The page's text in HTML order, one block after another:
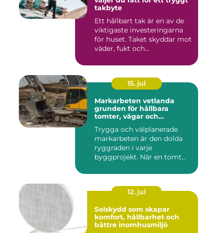
takbyte
Ett hållbart tak är en av de
viktigaste investeringarna
för huset. Taket skyddar mot
väder, fukt och...
15. jul
Markarbeten vetlanda
grunden för hållbara
tomter, vägar och
Trygga och välplanerade
markarbeten är den dolda
ryggraden i varje
byggprojekt. När en tomt
12. jul
Solskydd som skapar
komfort, hållbarhet och
bättre inomhusmiljö